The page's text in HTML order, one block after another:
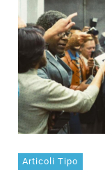
Articoli Tipo